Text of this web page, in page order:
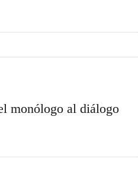
monólogo al diálogo